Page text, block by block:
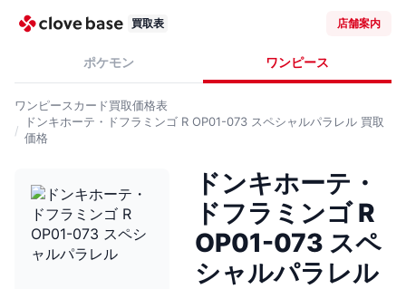
買取表 店舗案内
ポケモン ワンピース
ワンピースカード買取価格表
ドンキホーテ・ドフラミンゴ R OP01-073 スペシャルパラレル 買取
価格
ドンキホーテ・
ドフラミンゴ R
OP01-073 スペ
シャルパラレル